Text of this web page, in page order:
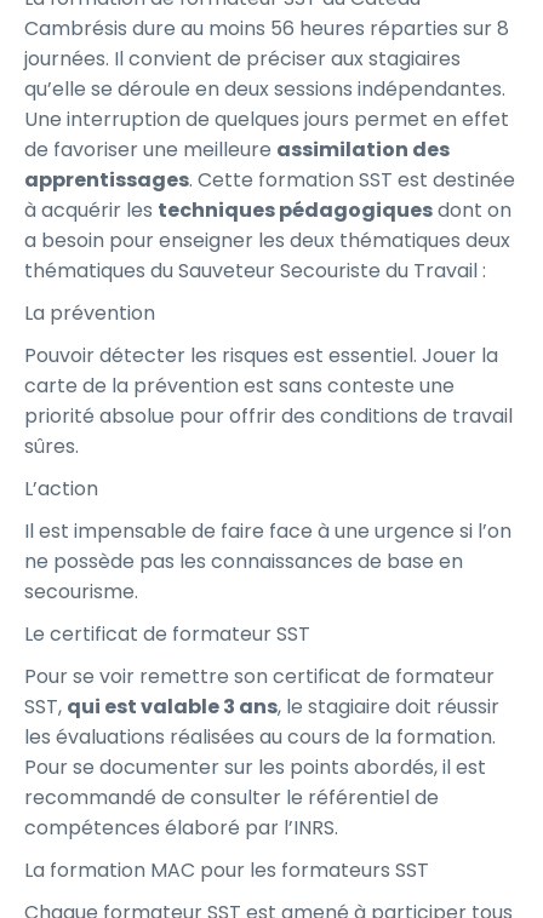
Cambrésis dure au moins 56 heures réparties sur 8
journées. Il convient de préciser aux stagiaires
qu’elle se déroule en deux sessions indépendantes.
Une interruption de quelques jours permet en effet
de favoriser une meilleure assimilation des
apprentissages. Cette formation SST est destinée
à acquérir les techniques pédagogiquesdont on
a besoin pour enseigner les deux thématiques deux
thématiques du Sauveteur Secouriste du Travail :
La prévention
Pouvoir détecter les risques est essentiel. Jouer la
carte de la prévention est sans conteste une
priorité absolue pour offrir des conditions de travail
sûres.
L’action
Il est impensable de faire face à une urgence si l’on
ne possède pas les connaissances de base en
secourisme.
Le certificat de formateur SST
Pour se voir remettre son certificat de formateur
SST, qui est valable 3 ans, le stagiaire doit réussir
les évaluations réalisées au cours de la formation.
Pour se documenter sur les points abordés, il est
recommandé de consulter le référentiel de
compétences élaboré par l’INRS.
La formation MAC pour les formateurs SST